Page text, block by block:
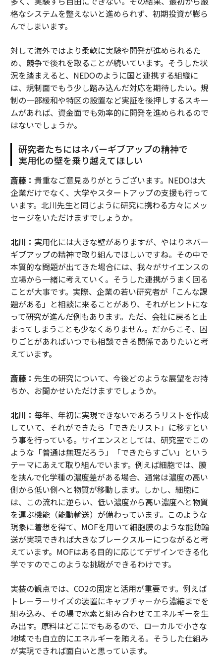
格なシステムを整えないと進められず、初期投資が膨ら
んでしまいます。
対して海外ではより柔軟に実験や開発が進められるた
め、競争で後れを取ることが続いています。そうした状
況を踏まえると、NEDOのように国と連携する組織に
は、規制面でもう少し踏み込んだ対応を期待したい。規
制の一部緩和や特区の設置など実証を後押しするスキー
ムがあれば、資金面でも効率的に開発を進められるので
はないでしょうか。
研究者たちにはネバーギブアップの精神で
実用化の壁を乗り越えてほしい
斎藤： 貴重なご意見ありがとうございます。NEDOは大
企業だけでなく、大学やスタートアップの支援も行って
います。北川先生と同じように研究に携わる方々にメッ
セージをいただけますでしょうか。
北川： 実用化には大きな壁がありますが、やはりネバー
ギブアップの精神で取り組んでほしいですね。その中で
本質的な問題が出てきた場合には、我々がサイエンスの
立場から一緒に考えていく。そうした連携がうまく回る
ことが大事です。実際、企業の若い研究者が「こんな課
題がある」と相談に来ることがあり、それがヒントにな
って研究が進んだ例もあります。ただ、会社に戻ると止
まってしまうことも少なくありません。だからこそ、困
りごとがあればいつでも相談できる関係でありたいと考
えています。
斎藤： 先生の研究について、今後どのような展望をお持
ちか、お聞かせいただけますでしょうか。
北川： 毎年、年初に実現できないであろうリストを作成
していて、それができたら「できたリスト」に移すとい
う事を行っている。サイエンスとしては、研究室でこの
ような「普通は無理だろう」「できたらすごい」という
テーマにあえて取り組んでいます。例えば細胞では、膜
を挟んで化学種の濃度差がある場合、通常は濃度の高い
側から低い側へと物質が移動します。しかし、細胞に
は、この流れに逆らい、低い濃度から高い濃度へと物質
を運ぶ機能（能動輸送）が備わっています。このような
現象に着想を得て、MOFを用いて細胞膜のような能動輸
送が実現できれば大きなブレークスルーにつながると考
えています。MOFはある目的に応じてデザインできる化
学ですのでこのような挑戦ができるわけです。
実装の観点では、CO2の固定と活用が重要です。例えば
トレーラーサイズの装置にキャプチャーから濃縮までを
組み込み、その場で水素と組み合わせてエネルギーを生
み出す。原料はどこにでもあるので、ローカルで小さな
地域でも自立的にエネルギーを賄える。そうした仕組み
が実現できれば面白いと思っています。